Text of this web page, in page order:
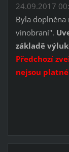
24.09.2017
Byla doplněna
vinobraní".
základě
Předchozí
nejsou